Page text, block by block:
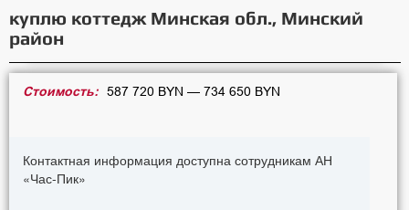
куплю коттедж Минская обл., Минский
район
Стоимость: 587 720 BYN — 734 650 BYN
Контактная информация доступна сотрудникам АН
«Час-Пик»